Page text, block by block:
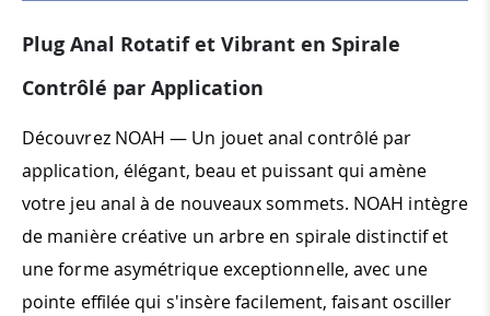
Plug Anal Rotatif et Vibrant en Spirale
Contrôlé par Application
Découvrez NOAH — Un jouet anal contrôlé par
application, élégant, beau et puissant qui amène
votre jeu anal à de nouveaux sommets. NOAH intègre
de manière créative un arbre en spirale distinctif et
une forme asymétrique exceptionnelle, avec une
pointe effilée qui s'insère facilement, faisant osciller